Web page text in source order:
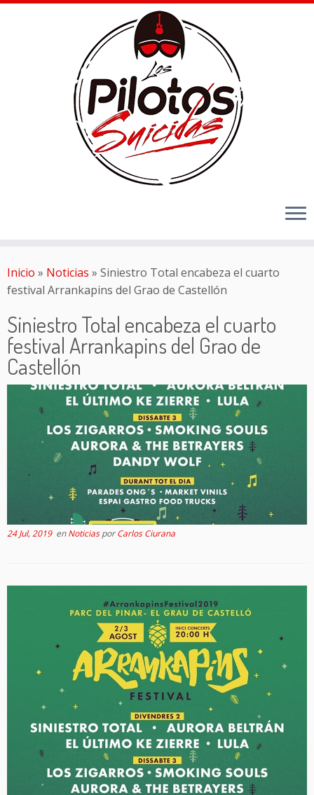
Inicio » Noticias » Siniestro Total encabeza el cuarto
festival Arrankapins del Grao de Castellón
Siniestro Total encabeza el cuarto
festival Arrankapins del Grao de
Castellón
24 Jul, 2019enNoticiasporCarlos Ciurana